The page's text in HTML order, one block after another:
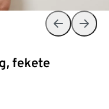
fekete